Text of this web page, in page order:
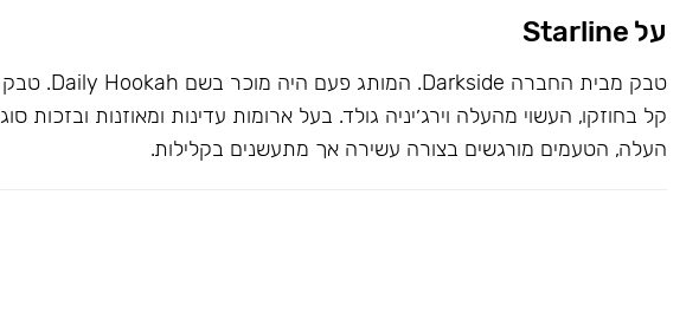
על Starline
טבק מבית החברה Darkside. המותג פעם היה מוכר בשם Daily Hookah. טבק
קל בחוזקו, העשוי מהעלה וירג׳יניה גולד. בעל ארומות עדינות ומאוזנות ובזכות סוג
העלה, הטעמים מורגשים בצורה עשירה אך מתעשנים בקלילות.